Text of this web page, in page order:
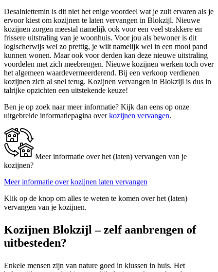
Desalniettemin is dit niet het enige voordeel wat je zult ervaren als je
ervoor kiest om kozijnen te laten vervangen in Blokzijl. Nieuwe
kozijnen zorgen meestal namelijk ook voor een veel strakkere en
frissere uitstraling van je woonhuis. Voor jou als bewoner is dit
logischerwijs wel zo prettig, je wilt namelijk wel in een mooi pand
kunnen wonen. Maar ook voor derden kan deze nieuwe uitstraling
voordelen met zich meebrengen. Nieuwe kozijnen werken toch over
het algemeen waardevermeerderend. Bij een verkoop verdienen
kozijnen zich al snel terug. Kozijnen vervangen in Blokzijl is dus in
talrijke opzichten een uitstekende keuze!
Ben je op zoek naar meer informatie? Kijk dan eens op onze
uitgebreide informatiepagina overkozijnen vervangen.
Meer informatie over het (laten) vervangen van je
kozijnen?
Meer informatie over kozijnen laten vervangen
Klik op de knop om alles te weten te komen over het (laten)
vervangen van je kozijnen.
Kozijnen Blokzijl – zelf aanbrengen of
uitbesteden?
Enkele mensen zijn van nature goed in klussen in huis. Het